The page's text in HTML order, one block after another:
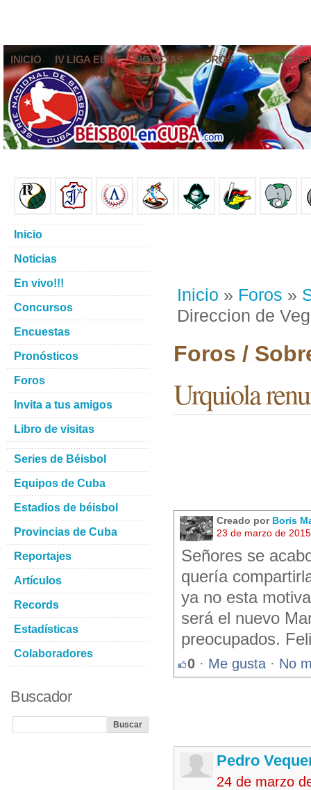
INICIO IV LIGA ELITE NOTICIAS FOROS
Inicio » Foros »
Direccion de
Foros /
Urquiola
Creado por Boris
23 de marzo de
Señores se
quería
ya no esta
será el nuevo
preocupados.
0 · Me gusta · No
Pedro
24 de marzo
Inicio
Noticias
En vivo!!!
Concursos
Encuestas
Pronósticos
Foros
Invita a tus amigos
Libro de visitas
Series de Béisbol
Equipos de Cuba
Estadios de béisbol
Provincias de Cuba
Reportajes
Artículos
Records
Estadísticas
Colaboradores
Buscador